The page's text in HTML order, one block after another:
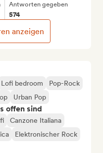
Lofi bedroom
Pop-Rock
Urban Pop
offen sind
Canzone Italiana
Elektronischer Rock
Antworten gegeben
574
anzeigen